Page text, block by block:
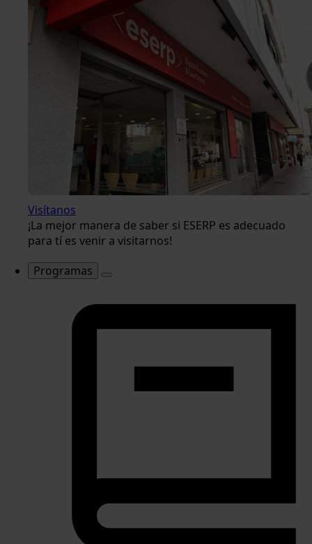
Visítanos
¡La mejor manera de saber si ESERP es adecuado
para tí es venir a visitarnos!
Programas